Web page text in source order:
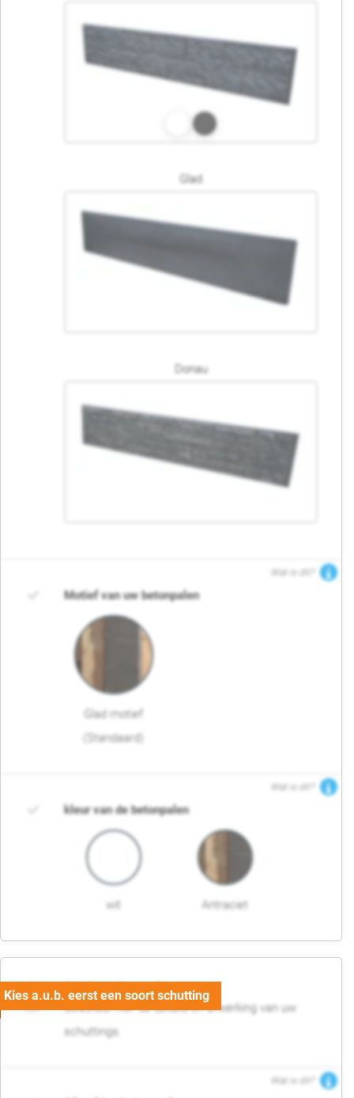
Glad
Donau
Wat is dit?
Motief van uw betonpalen
Glad motief
(Standaard)
Wat is dit?
kleur van de betonpalen
wit Antraciet
03. Detail en afwerking
Selecteer hier de details en afwerking van uw
schuttings.
Wat is dit?